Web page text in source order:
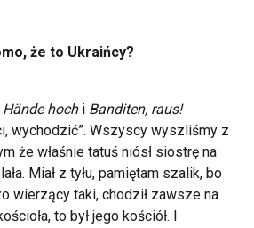
że to Ukraińcy?
Hände hochi Banditen, raus!
wychodzić”. Wszyscy wyszliśmy z
że właśnie tatuś niósł siostrę na
Miał z tyłu, pamiętam szalik, bo
wierzący taki, chodził zawsze na
to był jego kościół. I